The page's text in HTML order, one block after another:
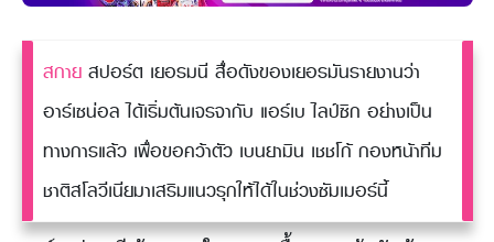
สกาย สปอร์ต เยอรมนี สื่อดังของเยอรมันรายงานว่า
อาร์เซน่อล ได้เริ่มต้นเจรจากับ แอร์เบ ไลป์ซิก อย่างเป็น
ทางการแล้ว เพื่อขอคว้าตัว เบนยามิน เชชโก้ กองหน้าทีม
ชาติสโลวีเนียมาเสริมแนวรุกให้ได้ในช่วงซัมเมอร์นี้